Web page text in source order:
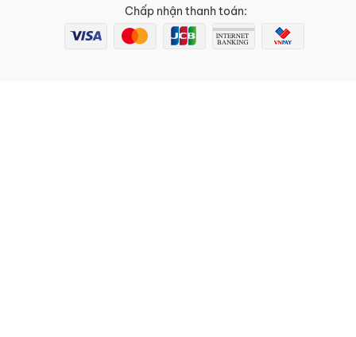
Chấp nhận thanh toán: